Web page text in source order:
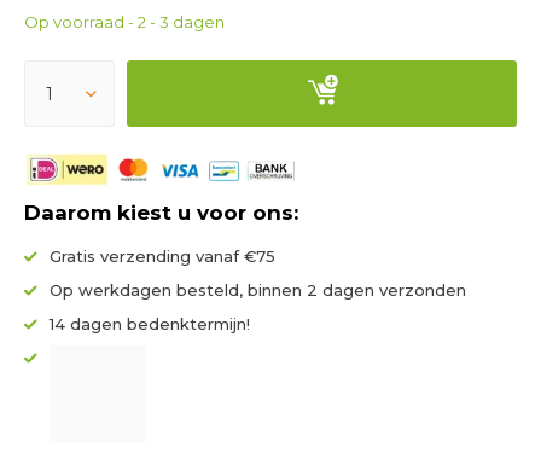
Op voorraad - 2 - 3 dagen
Daarom kiest u voor ons:
Gratis verzending vanaf €75
Op werkdagen besteld, binnen 2 dagen verzonden
14 dagen bedenktermijn!